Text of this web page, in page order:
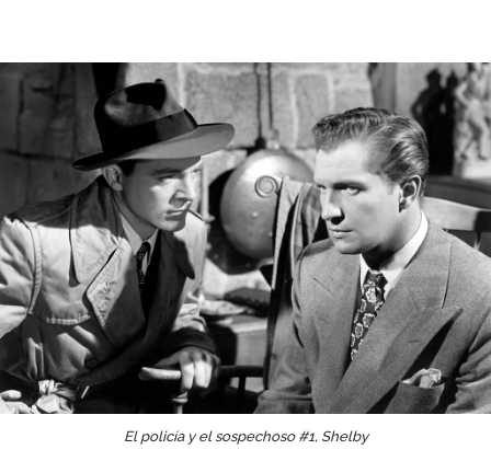
El policía y el sospechoso #1, Shelby